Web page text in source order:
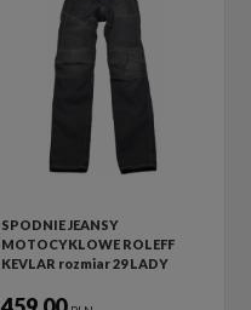
SPODNIE JEANSY
MOTOCYKLOWE ROLEFF
KEVLAR rozmiar 29 LADY